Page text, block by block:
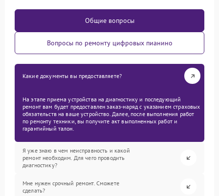
Общие вопросы
Вопросы по ремонту цифровых пианино
Какие документы вы предоставляете?
На этапе приема устройства на диагностику и последующий
ремонт вам будет предоставлен заказ-наряд с указанием страховых
обязательств на ваше устройство. Далее, после выполнения работ
по ремонту техники, вы получите акт выполненных работ и
гарантийный талон.
Я уже знаю в чем неисправность и какой
ремонт необходим. Для чего проводить
диагностику?
Мне нужен срочный ремонт. Сможете
сделать?